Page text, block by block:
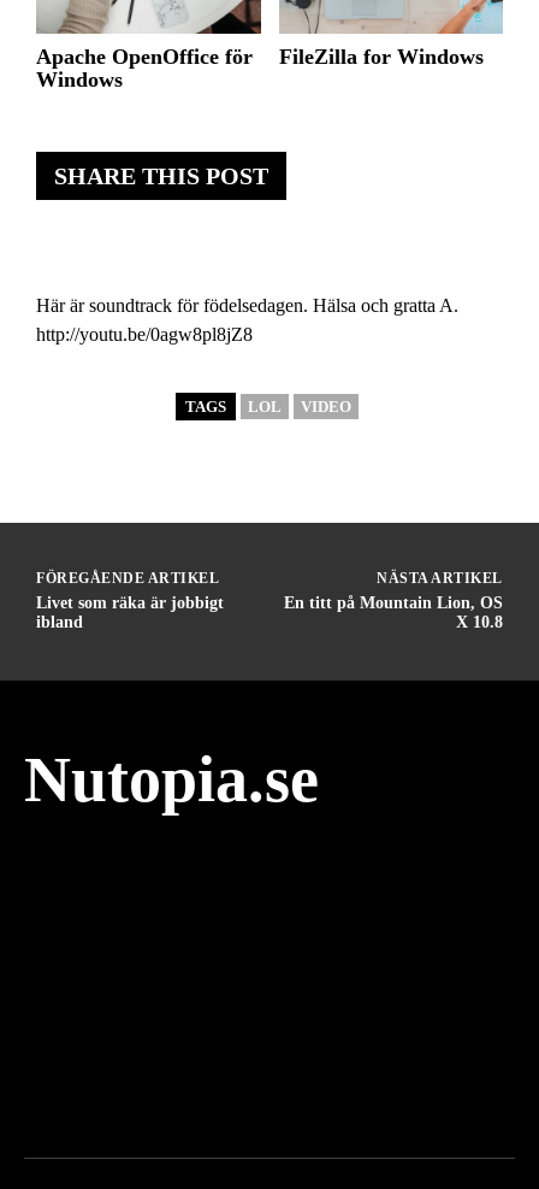
SHARE THIS POST
Här är soundtrack för födelsedagen. Hälsa och gratta A.
http://youtu.be/0agw8pl8jZ8
TAGS LOL VIDEO
Apache OpenOffice för
Windows
FileZilla for Windows
FÖREGÅENDE ARTIKEL
Livet som räka är jobbigt
ibland
NÄSTA ARTIKEL
En titt på Mountain Lion, OS
X 10.8
Nutopia.se